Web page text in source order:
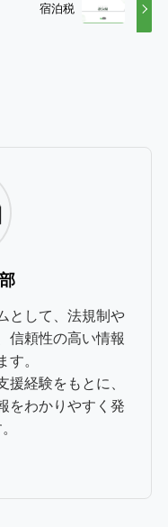
宿泊税
として、法規制や
信頼性の高い情報
す。
経験をもとに、
をわかりやすく発